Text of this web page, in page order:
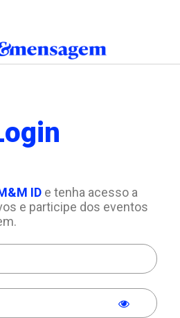
IDe tenha acesso a
e participe dos eventos